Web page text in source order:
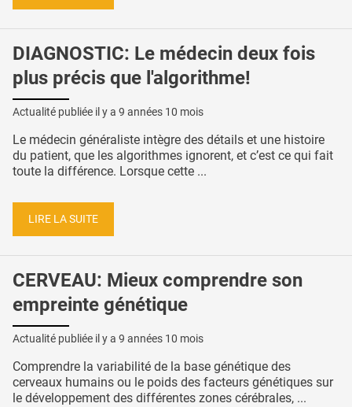
DIAGNOSTIC: Le médecin deux fois
plus précis que l'algorithme!
Actualité publiée il y a 9 années 10 mois
Le médecin généraliste intègre des détails et une histoire
du patient, que les algorithmes ignorent, et c’est ce qui fait
toute la différence. Lorsque cette ...
LIRE LA SUITE
CERVEAU: Mieux comprendre son
empreinte génétique
Actualité publiée il y a 9 années 10 mois
Comprendre la variabilité de la base génétique des
cerveaux humains ou le poids des facteurs génétiques sur
le développement des différentes zones cérébrales, ...